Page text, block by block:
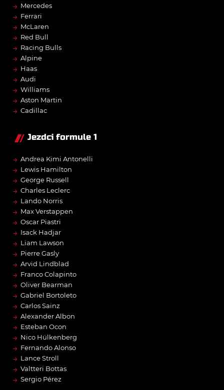
→ Mercedes
→ Ferrari
→ McLaren
→ Red Bull
→ Racing Bulls
→ Alpine
→ Haas
→ Audi
→ Williams
→ Aston Martin
→ Cadillac
Jezdci formule 1
→ Andrea Kimi Antonelli
→ Lewis Hamilton
→ George Russell
→ Charles Leclerc
→ Lando Norris
→ Max Verstappen
→ Oscar Piastri
→ Isack Hadjar
→ Liam Lawson
→ Pierre Gasly
→ Arvid Lindblad
→ Franco Colapinto
→ Oliver Bearman
→ Gabriel Bortoleto
→ Carlos Sainz
→ Alexander Albon
→ Esteban Ocon
→ Nico Hülkenberg
→ Fernando Alonso
→ Lance Stroll
→ Valtteri Bottas
→ Sergio Pérez